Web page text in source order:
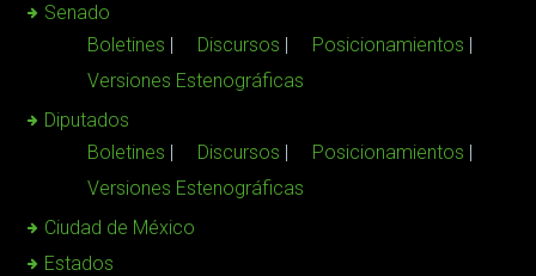
Senado
Boletines
Discursos
Posicionamientos
Versiones Estenográficas
Diputados
Boletines
Discursos
Posicionamientos
Versiones Estenográficas
Ciudad de México
Estados